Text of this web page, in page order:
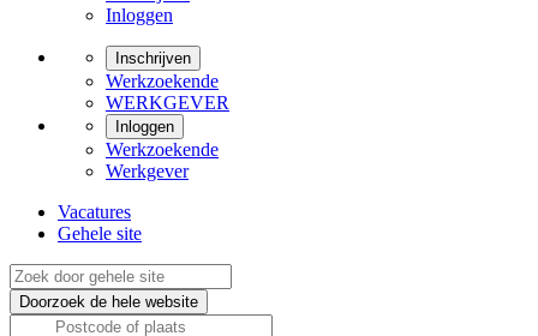
Inloggen
Inschrijven
Werkzoekende
WERKGEVER
Inloggen
Werkzoekende
Werkgever
Vacatures
Gehele site